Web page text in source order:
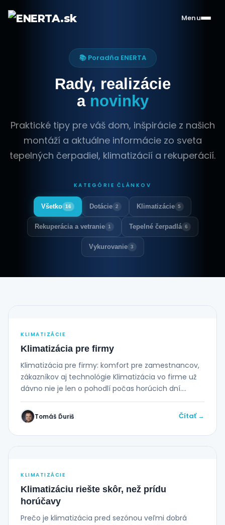
Menu
📚 Poradňa ENERTA
Rady, realizácie
a novinky
Praktické tipy pre váš dom, inšpirácie z našich
montáží a aktuálne informácie zo sveta
tepelných čerpadiel, klimatizácií a rekuperácií.
KATEGÓRIE ČLÁNKOV
Všetko 16 Dotácie 2 Klimatizácie 5
Rekuperácia a vetranie 1 Tepelné čerpadlá 6
Vykurovanie 3
KLIMATIZÁCIE
Klimatizácia pre firmy
Klimatizácia pre firmy: komfort pre zamestnancov,
zákazníkov aj technológie Klimatizácia vo firme už
dávno nie je len o pohodlí počas horúcich dní....
Tomáš Ďuriš Čítať →
KLIMATIZÁCIE
Klimatizáciu riešte skôr, než prídu
horúčavy
Prečo je klimatizácia pred sezónou veľmi dobrá